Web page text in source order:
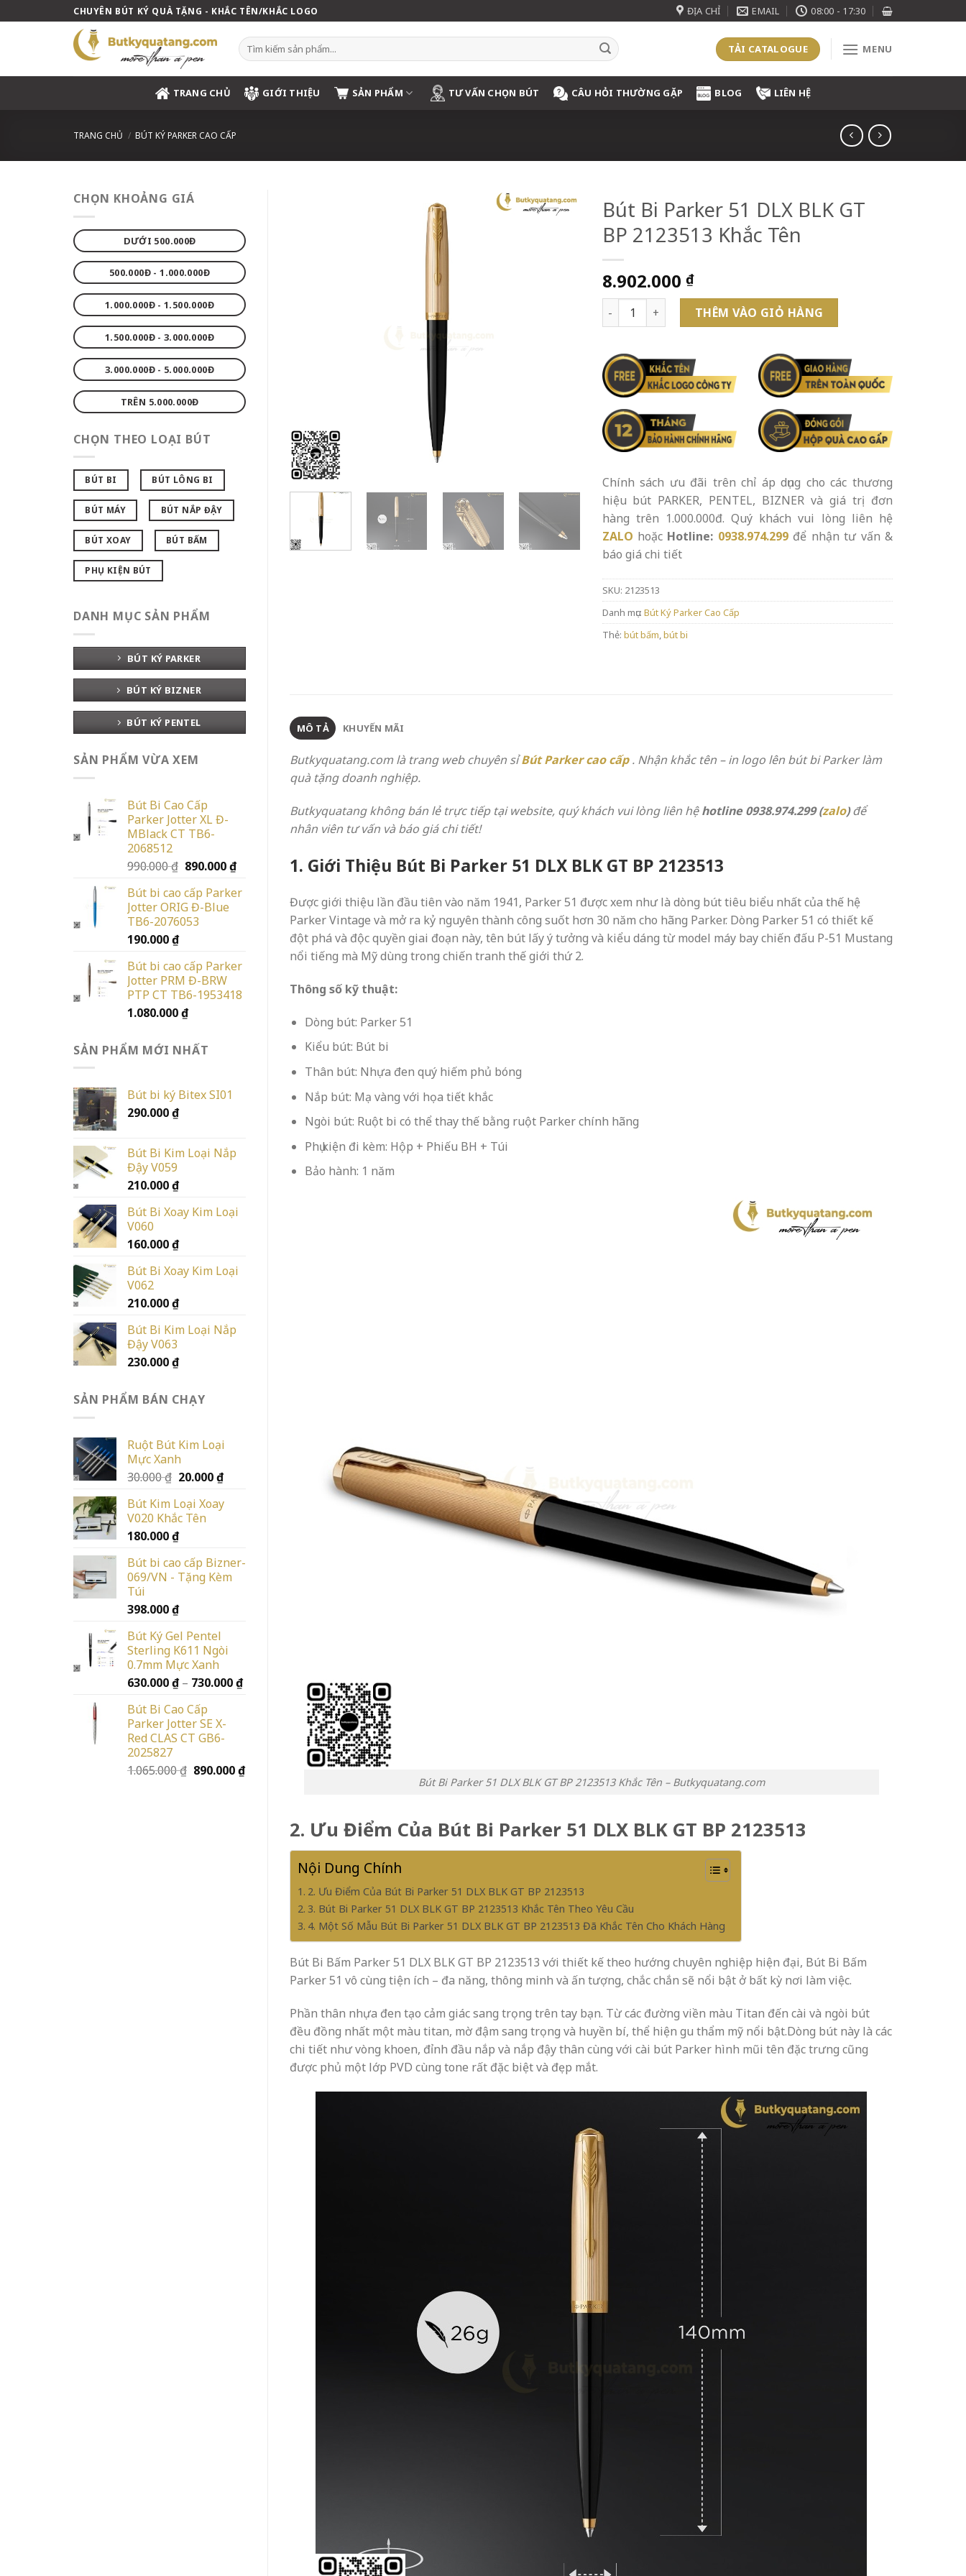
to
CHUYÊN BÚT KÝ QUÀ TẶNG - KHẮC TÊN/KHẮC LOGO ĐỊA CHỈ EMAIL 08:00 - 17:30
Tìm
kiếm:
TẢI CATALOGUE MENU
TRANG CHỦ GIỚI THIỆU SẢN PHẨM TƯ VẤN CHỌN BÚT CÂU HỎI THƯỜNG GẶP BLOG LIÊN HỆ
TRANG CHỦ / BÚT KÝ PARKER CAO CẤP
CHỌN KHOẢNG GIÁ
DƯỚI 500.000Đ
500.000Đ - 1.000.000Đ
1.000.000Đ - 1.500.000Đ
1.500.000Đ - 3.000.000Đ
3.000.000Đ - 5.000.000Đ
TRÊN 5.000.000Đ
CHỌN THEO LOẠI BÚT
BÚT BI BÚT LÔNG BI
BÚT MÁY BÚT NẮP ĐẬY
BÚT XOAY BÚT BẤM
PHỤ KIỆN BÚT
DANH MỤC SẢN PHẨM
BÚT KÝ PARKER
BÚT KÝ BIZNER
BÚT KÝ PENTEL
SẢN PHẨM VỪA XEM
Bút Bi Cao Cấp
Parker Jotter XL Đ-
MBlack CT TB6-
2068512
990.000₫ Giá
là:
990.000 ₫.
890.000₫Giá
tại
Bút bi cao cấp Parker
Jotter ORIG Đ-Blue
TB6-2076053
190.000₫
Bút bi cao cấp Parker
Jotter PRM Đ-BRW
PTP CT TB6-1953418
1.080.000₫
SẢN PHẨM MỚI NHẤT
Bút bi ký Bitex SI01
290.000₫
Bút Bi Kim Loại Nắp
Đậy V059
210.000₫
Bút Bi Xoay Kim Loại
V060
160.000₫
Bút Bi Xoay Kim Loại
V062
210.000₫
Bút Bi Kim Loại Nắp
Đậy V063
230.000₫
SẢN PHẨM BÁN CHẠY
Ruột Bút Kim Loại
Mực Xanh
30.000₫ Giá
là:
30.000 ₫.
20.000₫Giá
tại
Bút Kim Loại Xoay
V020 Khắc Tên
180.000₫
Bút bi cao cấp Bizner-
069/VN - Tặng Kèm
Túi
398.000₫
Bút Ký Gel Pentel
Sterling K611 Ngòi
0.7mm Mực Xanh
630.000₫ – 730.000₫Khoảng
Bút Bi Cao Cấp
Parker Jotter SE X-
Red CLAS CT GB6-
2025827
1.065.000₫ Giá
890.000₫Giá
890.000 ₫.
Bút Bi Parker 51 DLX BLK GT
BP 2123513 Khắc Tên
8.902.000 ₫
Bút Bi Parker 51 DLX BLK GT BP 2123513 Khắc Tên số lượng
THÊM VÀO GIỎ HÀNG
Chính sách ưu đãi trên chỉ áp dụng cho các thương
hiệu bút PARKER, PENTEL, BIZNER và giá trị đơn
hàng trên 1.000.000đ. Quý khách vui lòng liên hệ
ZALO hoặc Hotline: 0938.974.299để nhận tư vấn &
báo giá chi tiết
SKU: 2123513
Danh mục: Bút Ký Parker Cao Cấp
Thẻ: bút bấm,bút bi
MÔ TẢ KHUYẾN MÃI
Butkyquatang.com là trang web chuyên sỉ Bút Parker cao cấp. Nhận khắc tên – in logo lên bút bi Parker làm
quà tặng doanh nghiệp.
Butkyquatang không bán lẻ trực tiếp tại website, quý khách vui lòng liên hệhotline 0938.974.299 (zalo)để
nhân viên tư vấn và báo giá chi tiết!
1. Giới Thiệu Bút Bi Parker 51 DLX BLK GT BP 2123513
Được giới thiệu lần đầu tiên vào năm 1941, Parker 51 được xem như là dòng bút tiêu biểu nhất của thế hệ
Parker Vintage và mở ra kỷ nguyên thành công suốt hơn 30 năm cho hãng Parker. Dòng Parker 51 có thiết kế
đột phá và độc quyền giai đoạn này, tên bút lấy ý tưởng và kiểu dáng từ model máy bay chiến đấu P-51 Mustang
nổi tiếng mà Mỹ dùng trong chiến tranh thế giới thứ 2.
Thông số kỹ thuật:
Dòng bút: Parker 51
Kiểu bút: Bút bi
Thân bút: Nhựa đen quý hiếm phủ bóng
Nắp bút: Mạ vàng với họa tiết khắc
Ngòi bút: Ruột bi có thể thay thế bằng ruột Parker chính hãng
Phụ kiện đi kèm: Hộp + Phiếu BH + Túi
Bảo hành: 1 năm
Bút Bi Parker 51 DLX BLK GT BP 2123513 Khắc Tên – Butkyquatang.com
2. Ưu Điểm Của Bút Bi Parker 51 DLX BLK GT BP 2123513
Nội Dung Chính
2. Ưu Điểm Của Bút Bi Parker 51 DLX BLK GT BP 2123513
3. Bút Bi Parker 51 DLX BLK GT BP 2123513 Khắc Tên Theo Yêu Cầu
4. Một Số Mẫu Bút Bi Parker 51 DLX BLK GT BP 2123513 Đã Khắc Tên Cho Khách Hàng
Bút Bi Bấm Parker 51 DLX BLK GT BP 2123513 với thiết kế theo hướng chuyên nghiệp hiện đại, Bút Bi Bấm
Parker 51 vô cùng tiện ích – đa năng, thông minh và ấn tượng, chắc chắn sẽ nổi bật ở bất kỳ nơi làm việc.
Phần thân nhựa đen tạo cảm giác sang trọng trên tay bạn. Từ các đường viền màu Titan đến cài và ngòi bút
đều đồng nhất một màu titan, mờ đậm sang trọng và huyền bí, thể hiện gu thẩm mỹ nổi bật.Dòng bút này là các
chi tiết như vòng khoen, đỉnh đầu nắp và nắp đậy thân cùng với cài bút Parker hình mũi tên đặc trưng cũng
được phủ một lớp PVD cùng tone rất đặc biệt và đẹp mắt.